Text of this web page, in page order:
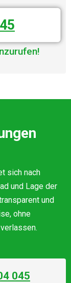
sich nach
und Lage der
und
ohne
045